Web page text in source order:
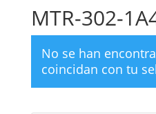
MTR-302-
No se han
coincidan con tu